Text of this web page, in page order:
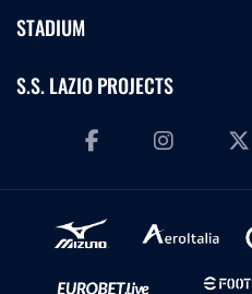
STADIUM
S.S. LAZIO PROJECTS